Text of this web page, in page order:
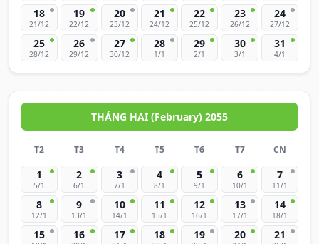
18
21/12
19
22/12
20
23/12
21
24/12
22
25/12
23
26/12
24
27/12
25
28/12
26
29/12
27
30/12
28
1/1
29
2/1
30
3/1
31
4/1
THÁNG HAI (February) 2055
T2 T3 T4 T5 T6 T7 CN
1
5/1
2
6/1
3
7/1
4
8/1
5
9/1
6
10/1
7
11/1
8
12/1
9
13/1
10
14/1
11
15/1
12
16/1
13
17/1
14
18/1
15 16 17 18 19 20 21